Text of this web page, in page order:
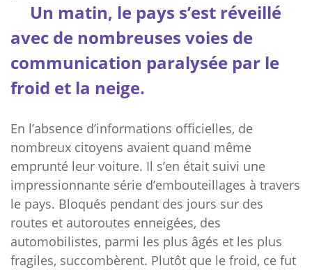
Un matin, le pays s’est réveillé
avec de nombreuses voies de
communication paralysée par le
froid et la neige.
En l’absence d’informations officielles, de
nombreux citoyens avaient quand même
emprunté leur voiture. Il s’en était suivi une
impressionnante série d’embouteillages à travers
le pays. Bloqués pendant des jours sur des
routes et autoroutes enneigées, des
automobilistes, parmi les plus âgés et les plus
fragiles, succombèrent. Plutôt que le froid, ce fut